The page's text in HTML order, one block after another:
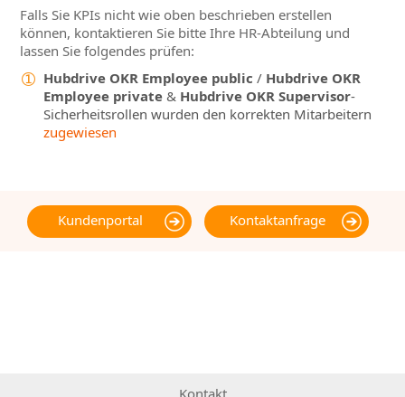
Falls Sie KPIs nicht wie oben beschrieben erstellen
können, kontaktieren Sie bitte Ihre HR-Abteilung und
lassen Sie folgendes prüfen:
Hubdrive OKR Employee public / Hubdrive OKR
Employee private& Hubdrive OKR Supervisor-
Sicherheitsrollen wurden den korrekten Mitarbeitern
zugewiesen
Kundenportal Kontaktanfrage